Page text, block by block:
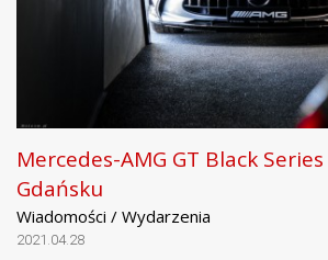
Mercedes-AMG GT Black
Gdańsku
Wiadomości / Wydarzenia
2021.04.28